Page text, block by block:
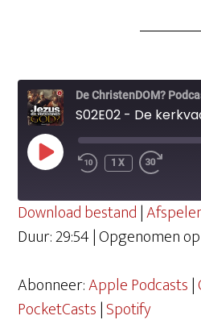
De ChristenDOM?
PLAY
EPISODE
1X
Apple Podcasts
RSS FEED
DELEN
LINK
Download bestand|
Duur: 29:54|Opgenomen
Abonneer:Apple Podcasts|
PocketCasts|Spotify